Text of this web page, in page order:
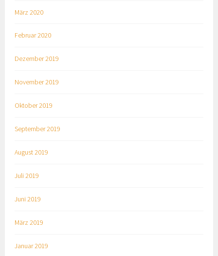
März 2020
Februar 2020
Dezember 2019
November 2019
Oktober 2019
September 2019
August 2019
Juli 2019
Juni 2019
März 2019
Januar 2019